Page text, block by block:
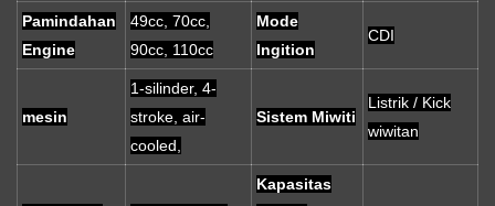
Pamindahan
Engine
49cc, 70cc,
90cc, 110cc
Mode
Ingition
CDI
mesin
1-silinder, 4-
stroke, air-
cooled,
Sistem Miwiti
Listrik / Kick
wiwitan
Kapasitas